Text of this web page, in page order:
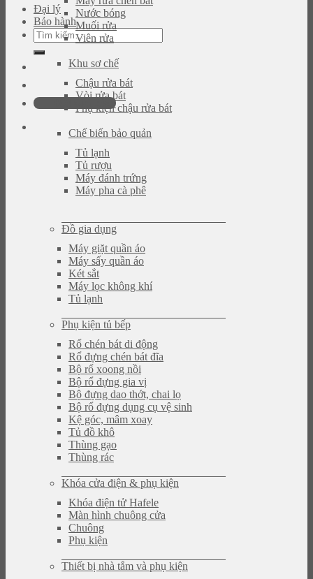
Đại lý
Bảo hành
Tìm
kiếm:
093.616.2365
Nước bóng
Muối rửa
Viên rửa
Khu sơ chế
Chậu rửa bát
Vòi rửa bát
Phụ kiện chậu rửa bát
Chế biến bảo quản
Tủ lạnh
Tủ rượu
Máy đánh trứng
Máy pha cà phê
Đồ gia dụng
Máy giặt quần áo
Máy sấy quần áo
Két sắt
Máy lọc không khí
Tủ lạnh
Phụ kiện tủ bếp
Rổ chén bát di động
Rổ đựng chén bát đĩa
Bộ rổ xoong nồi
Bộ rổ đựng gia vị
Bộ đựng dao thớt, chai lọ
Bộ rổ đựng dụng cụ vệ sinh
Kệ góc, mâm xoay
Tủ đồ khô
Thùng gạo
Thùng rác
Khóa cửa điện & phụ kiện
Khóa điện tử Hafele
Màn hình chuông cửa
Chuông
Phụ kiện
Thiết bị nhà tắm và phụ kiện